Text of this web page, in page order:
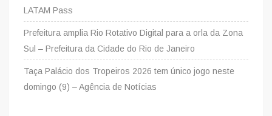
LATAM Pass
Prefeitura amplia Rio Rotativo Digital para a orla da Zona
Sul – Prefeitura da Cidade do Rio de Janeiro
Taça Palácio dos Tropeiros 2026 tem único jogo neste
domingo (9) – Agência de Notícias